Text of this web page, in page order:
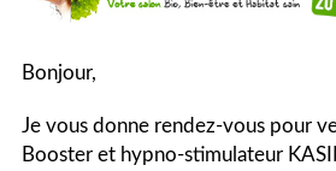
Bonjour,
Je vous donne rendez-vous pour
Booster et hypno-stimulateur